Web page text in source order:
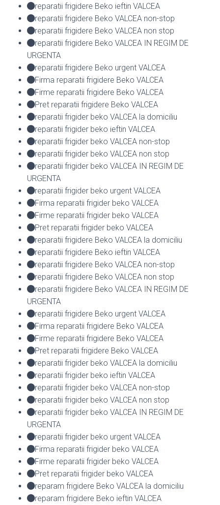
reparatii frigidere Beko ieftin VALCEA
reparatii frigidere Beko VALCEA non-stop
reparatii frigidere Beko VALCEA non stop
reparatii frigidere Beko VALCEA IN REGIM DE
URGENTA
reparatii frigidere Beko urgent VALCEA
Firma reparatii frigidere Beko VALCEA
Firme reparatii frigidere Beko VALCEA
Pret reparatii frigidere Beko VALCEA
reparatii frigider beko VALCEA la domiciliu
reparatii frigider beko ieftin VALCEA
reparatii frigider beko VALCEA non-stop
reparatii frigider beko VALCEA non stop
reparatii frigider beko VALCEA IN REGIM DE
URGENTA
reparatii frigider beko urgent VALCEA
Firma reparatii frigider beko VALCEA
Firme reparatii frigider beko VALCEA
Pret reparatii frigider beko VALCEA
reparatii frigidere Beko VALCEA la domiciliu
reparatii frigidere Beko ieftin VALCEA
reparatii frigidere Beko VALCEA non-stop
reparatii frigidere Beko VALCEA non stop
reparatii frigidere Beko VALCEA IN REGIM DE
URGENTA
reparatii frigidere Beko urgent VALCEA
Firma reparatii frigidere Beko VALCEA
Firme reparatii frigidere Beko VALCEA
Pret reparatii frigidere Beko VALCEA
reparatii frigider beko VALCEA la domiciliu
reparatii frigider beko ieftin VALCEA
reparatii frigider beko VALCEA non-stop
reparatii frigider beko VALCEA non stop
reparatii frigider beko VALCEA IN REGIM DE
URGENTA
reparatii frigider beko urgent VALCEA
Firma reparatii frigider beko VALCEA
Firme reparatii frigider beko VALCEA
Pret reparatii frigider beko VALCEA
reparam frigidere Beko VALCEA la domiciliu
reparam frigidere Beko ieftin VALCEA